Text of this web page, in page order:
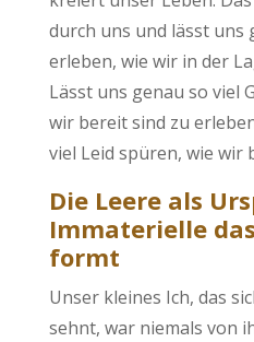
durch uns und lässt uns
erleben, wie wir in der
Lässt uns genau so viel
wir bereit sind zu
viel Leid spüren, wie wir
Die Leere als
Immaterielle
formt
Unser kleines Ich, das
sehnt, war niemals von